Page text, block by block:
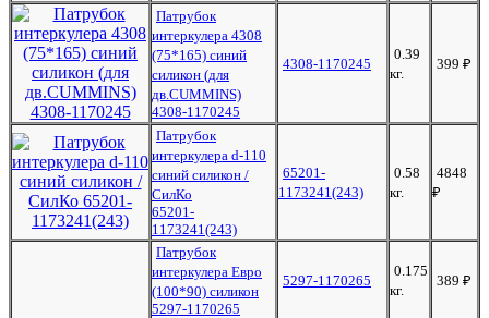
Патрубок
интеркулера 4308
(75*165) синий
силикон (для
дв.CUMMINS)
4308-1170245
4308-1170245
0.39
кг.
399 ₽
Патрубок
интеркулера d-110
синий силикон /
СилКо
65201-
1173241(243)
65201-
1173241(243)
0.58
кг.
4848
₽
Патрубок
интеркулера Евро
(100*90) силикон
5297-1170265
5297-1170265
0.175
кг.
389 ₽